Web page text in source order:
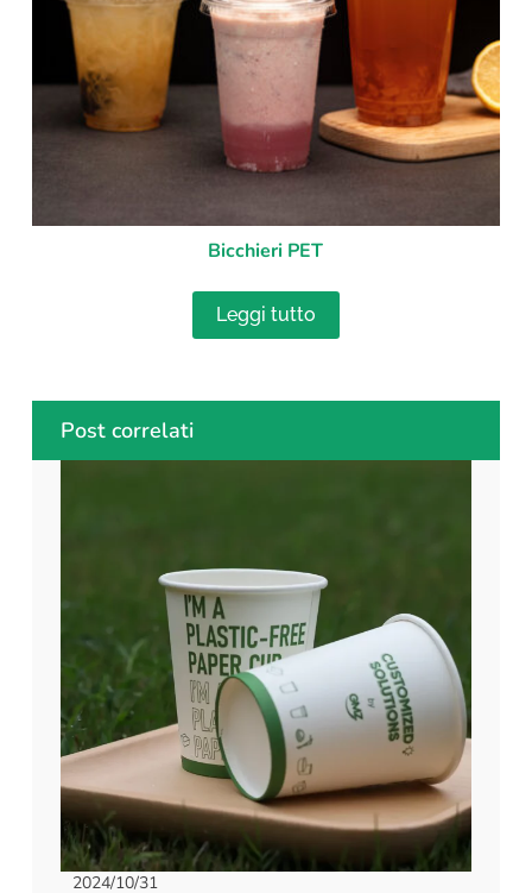
Bicchieri PET
Leggi tutto
Post correlati
2024/10/31